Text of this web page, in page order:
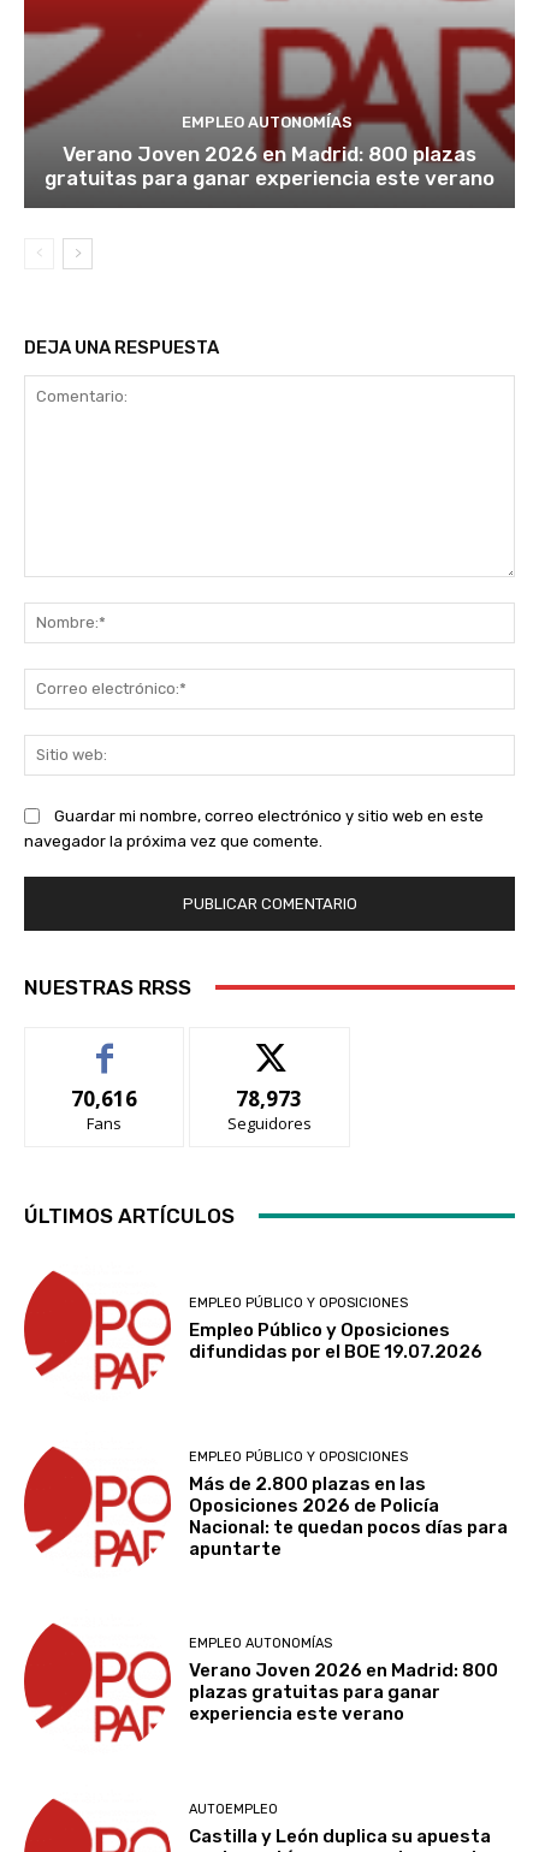
EMPLEO AUTONOMÍAS
Verano Joven 2026 en Madrid: 800 plazas
gratuitas para ganar experiencia este verano
DEJA UNA RESPUESTA
Guardar mi nombre, correo electrónico y sitio web en este
navegador la próxima vez que comente.
NUESTRAS RRSS
70,616
Fans
78,973
Seguidores
ÚLTIMOS ARTÍCULOS
EMPLEO PÚBLICO Y OPOSICIONES
Empleo Público y Oposiciones
difundidas por el BOE 19.07.2026
EMPLEO PÚBLICO Y OPOSICIONES
Más de 2.800 plazas en las
Oposiciones 2026 de Policía
Nacional: te quedan pocos días para
apuntarte
EMPLEO AUTONOMÍAS
Verano Joven 2026 en Madrid: 800
plazas gratuitas para ganar
experiencia este verano
AUTOEMPLEO
Castilla y León duplica su apuesta